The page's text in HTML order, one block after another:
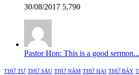
30/08/2017 5,790
Pastor Hon: This is a good sermon...
THỨ TƯ THỨ SÁU THỨ NĂM THỨ HAI THỨ BẢY